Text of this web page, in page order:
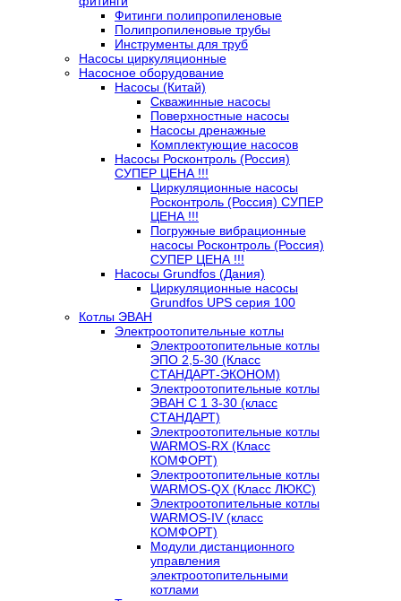
Фитинги полипропиленовые
Полипропиленовые трубы
Инструменты для труб
Насосы циркуляционные
Насосное оборудование
Насосы (Китай)
Скважинные насосы
Поверхностные насосы
Насосы дренажные
Комплектующие насосов
Насосы Росконтроль (Россия)
СУПЕР ЦЕНА !!!
Циркуляционные насосы
Росконтроль (Россия) СУПЕР
ЦЕНА !!!
Погружные вибрационные
насосы Росконтроль (Россия)
СУПЕР ЦЕНА !!!
Насосы Grundfos (Дания)
Циркуляционные насосы
Grundfos UPS серия 100
Котлы ЭВАН
Электроотопительные котлы
Электроотопительные котлы
ЭПО 2,5-30 (Класс
СТАНДАРТ-ЭКОНОМ)
Электроотопительные котлы
ЭВАН С 1 3-30 (класс
СТАНДАРТ)
Электроотопительные котлы
WARMOS-RX (Класс
КОМФОРТ)
Электроотопительные котлы
WARMOS-QX (Класс ЛЮКС)
Электроотопительные котлы
WARMOS-IV (класс
КОМФОРТ)
Модули дистанционного
управления
электроотопительными
котлами